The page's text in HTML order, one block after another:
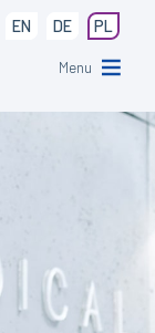
EN DE PL
Menu